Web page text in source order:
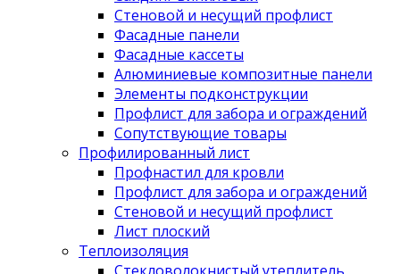
Стеновой и несущий профлист
Фасадные панели
Фасадные кассеты
Алюминиевые композитные панели
Элементы подконструкции
Профлист для забора и ограждений
Сопутствующие товары
Профилированный лист
Профнастил для кровли
Профлист для забора и ограждений
Стеновой и несущий профлист
Лист плоский
Теплоизоляция